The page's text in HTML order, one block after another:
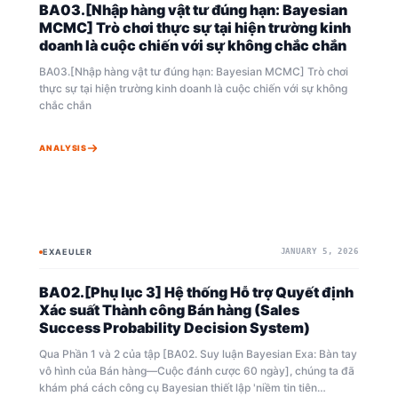
giúp ích rất nhiều trong việc nắm bắt nội dung này.
BA03.[Nhập hàng vật tư đúng hạn: Bayesian
MCMC] Trò chơi thực sự tại hiện trường kinh
doanh là cuộc chiến với sự không chắc chắn
BA03.[Nhập hàng vật tư đúng hạn: Bayesian MCMC] Trò chơi
thực sự tại hiện trường kinh doanh là cuộc chiến với sự không
chắc chắn
ANALYSIS
BAYESIAN
EXAEULER JANUARY 5, 2026
BA02.[Phụ lục 3] Hệ thống Hỗ trợ Quyết định
Xác suất Thành công Bán hàng (Sales
Success Probability Decision System)
Qua Phần 1 và 2 của tập [BA02. Suy luận Bayesian Exa: Bàn tay
vô hình của Bán hàng—Cuộc đánh cược 60 ngày], chúng ta đã
khám phá cách công cụ Bayesian thiết lập 'niềm tin tiên